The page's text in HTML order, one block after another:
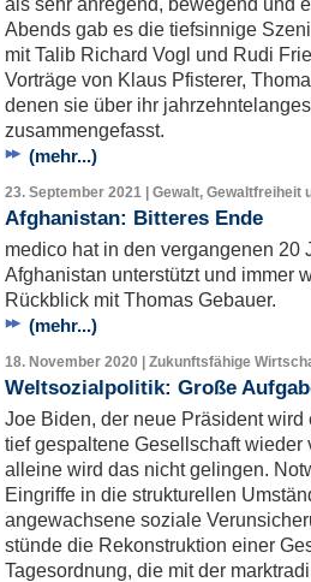
Abends gab es die tiefsinnige
mit Talib Richard Vogl und Rudi
Vorträge von Klaus Pfisterer,
denen sie über ihr
zusammengefasst.
(mehr...)
23. September 2021 | Gewalt, Gewaltfreiheit
Afghanistan: Bitteres Ende
medico hat in den vergangenen 20
Afghanistan unterstützt und immer
Rückblick mit Thomas Gebauer.
(mehr...)
18. November 2020 | Zukunftsfähige
Weltsozialpolitik: Große
Joe Biden, der neue Präsident
tief gespaltene Gesellschaft
alleine wird das nicht gelingen.
Eingriffe in die strukturellen
angewachsene soziale
stünde die Rekonstruktion einer
Tagesordnung, die mit der